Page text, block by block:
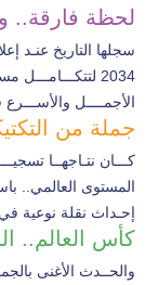
لحظة فارقة..
سجلها التاريخ عنـد
2034
الأجمــــل
جملة من
كـــان نتـاجهــا
إحـداث نقلة نوعية
كأس العالم..
والحــدث الأغنى